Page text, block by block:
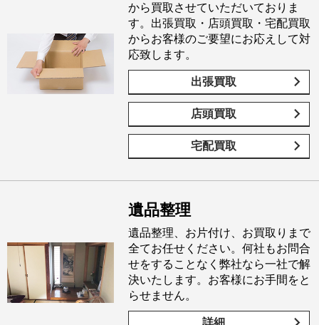
から買取させていただいておりま
す。出張買取・店頭買取・宅配買取
からお客様のご要望にお応えして対
応致します。
出張買取
店頭買取
宅配買取
遺品整理
遺品整理、お片付け、お買取りまで
全てお任せください。何社もお問合
せをすることなく弊社なら一社で解
決いたします。お客様にお手間をと
らせません。
詳細